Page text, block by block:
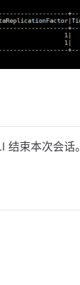
结束本次会话。